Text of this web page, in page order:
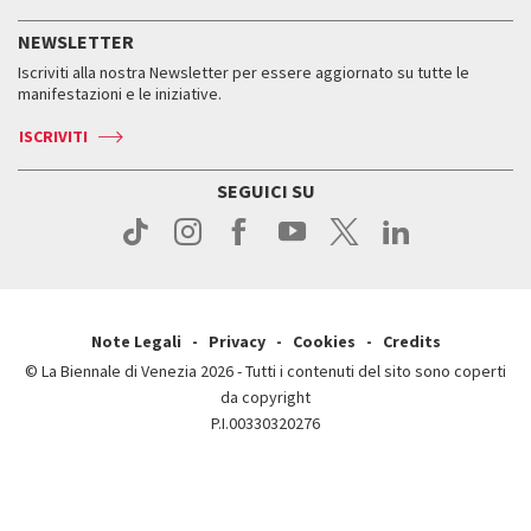
Come raggiungerci
Come raggiungerci
Contatti
Press
Orari e sedi
Biglietti
Servizi al pubblico
Come raggiungerci
Contatti
Storia
Orari e sedi
NEWSLETTER
Iscriviti alla nostra Newsletter per essere aggiornato su tutte le
manifestazioni e le iniziative.
ISCRIVITI
SEGUICI SU
Note Legali Privacy Cookies
Credits
© La Biennale di Venezia 2026 - Tutti i contenuti del sito sono coperti
da copyright
P.I.00330320276